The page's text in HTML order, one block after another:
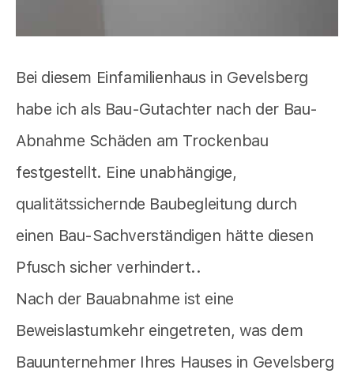
Bei diesem Einfamilienhaus in Gevelsberg
habe ich als Bau-Gutachter nach der Bau-
Abnahme Schäden am Trockenbau
festgestellt. Eine unabhängige,
qualitätssichernde Baubegleitung durch
einen Bau-Sachverständigen hätte diesen
Pfusch sicher verhindert..
Nach der Bauabnahme ist eine
Beweislastumkehr eingetreten, was dem
Bauunternehmer Ihres Hauses in Gevelsberg